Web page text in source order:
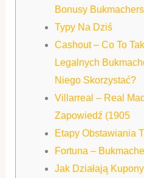
Bonusy
Typy Na Dziś
Cashout – Co To
Legalnych
Niego Skorzystać?
Villarreal – Real
Zapowiedź (1905
Etapy Obstawiania
Fortuna –
Jak Działają Kupony